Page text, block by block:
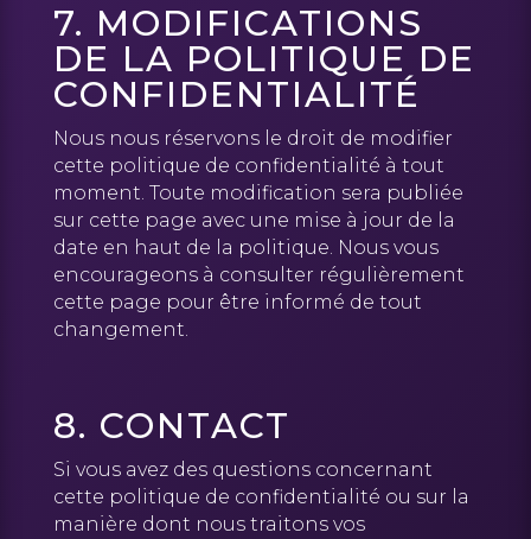
7. MODIFICATIONS
DE LA POLITIQUE DE
CONFIDENTIALITÉ
Nous nous réservons le droit de modifier
cette politique de confidentialité à tout
moment. Toute modification sera publiée
sur cette page avec une mise à jour de la
date en haut de la politique. Nous vous
encourageons à consulter régulièrement
cette page pour être informé de tout
changement.
8. CONTACT
Si vous avez des questions concernant
cette politique de confidentialité ou sur la
manière dont nous traitons vos